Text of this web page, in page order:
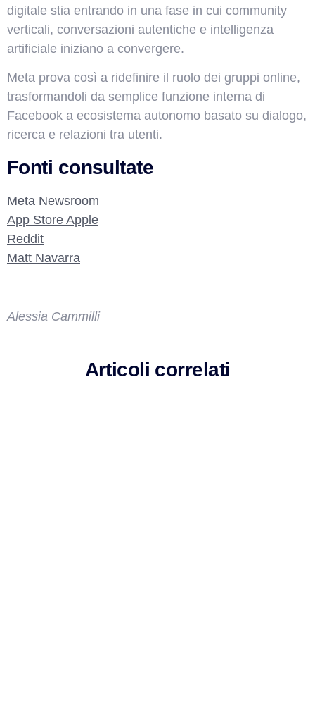
digitale stia entrando in una fase in cui community
verticali, conversazioni autentiche e intelligenza
artificiale iniziano a convergere.
Meta prova così a ridefinire il ruolo dei gruppi online,
trasformandoli da semplice funzione interna di
Facebook a ecosistema autonomo basato su dialogo,
ricerca e relazioni tra utenti.
Fonti consultate
Meta Newsroom
App Store Apple
Reddit
Matt Navarra
Alessia Cammilli
Articoli correlati